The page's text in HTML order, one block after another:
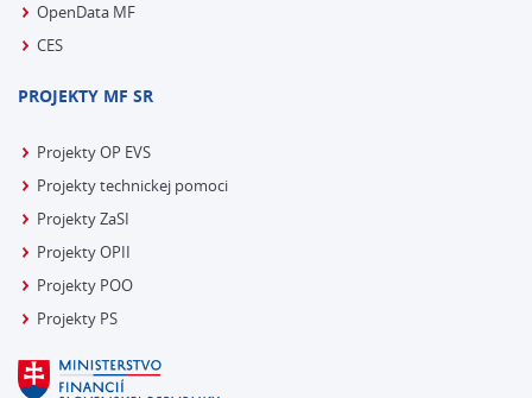
OpenData MF
CES
PROJEKTY MF SR
Projekty OP EVS
Projekty technickej pomoci
Projekty ZaSI
Projekty OPII
Projekty POO
Projekty PS